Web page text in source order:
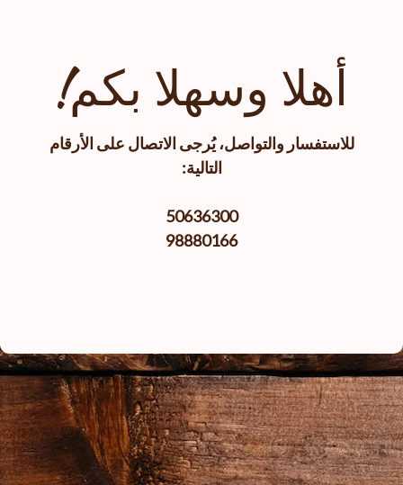
أهلا وسهلا بكم!
للاستفسار والتواصل، يُرجى الاتصال على الأرقام
التالية:
50636300
98880166